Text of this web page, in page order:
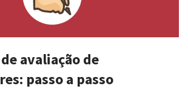
avaliação de
passo a passo